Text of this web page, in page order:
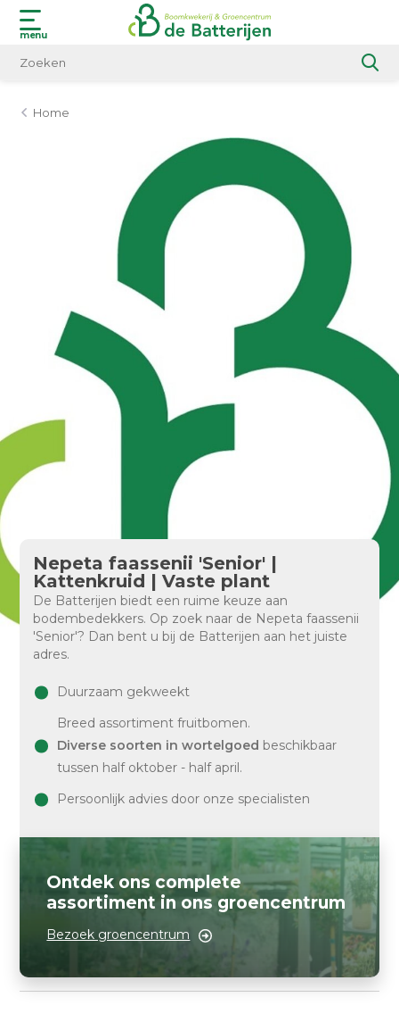
menu
Home
Nepeta faassenii 'Senior' |
Kattenkruid | Vaste plant
De Batterijen biedt een ruime keuze aan
bodembedekkers. Op zoek naar de Nepeta faassenii
'Senior'? Dan bent u bij de Batterijen aan het juiste
adres.
Duurzaam gekweekt
Breed assortiment fruitbomen.
Diverse soorten in wortelgoed beschikbaar
tussen half oktober - half april.
Persoonlijk advies door onze specialisten
Ontdek ons complete
assortiment in ons groencentrum
Bezoek groencentrum